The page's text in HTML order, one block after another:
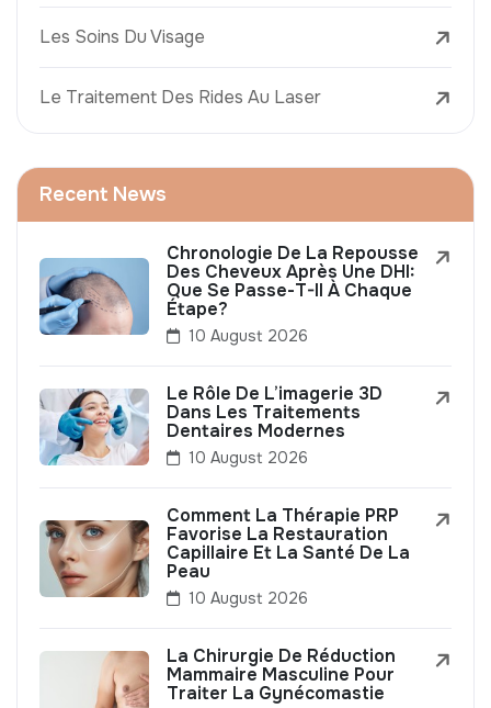
Les Soins Du Visage
Le Traitement Des Rides Au Laser
Recent News
Chronologie De La Repousse
Des Cheveux Après Une DHI:
Que Se Passe-T-Il À Chaque
Étape?
10 August 2026
Le Rôle De L’imagerie 3D
Dans Les Traitements
Dentaires Modernes
10 August 2026
Comment La Thérapie PRP
Favorise La Restauration
Capillaire Et La Santé De La
Peau
10 August 2026
La Chirurgie De Réduction
Mammaire Masculine Pour
Traiter La Gynécomastie